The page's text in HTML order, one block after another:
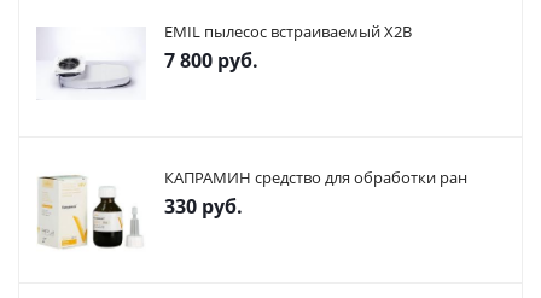
EMIL пылесос встраиваемый X2В
7 800 руб.
КАПРАМИН средство для обработки ран
330 руб.